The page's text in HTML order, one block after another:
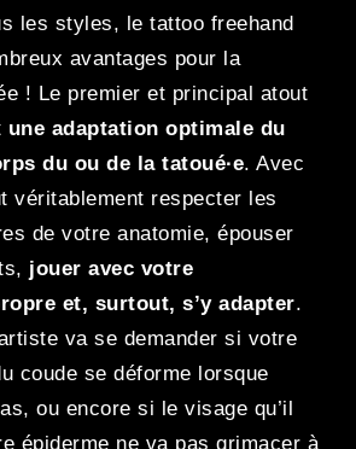
les styles, le tattoo freehand
avantages pour la
! Le premier et principal atout
une adaptation optimale du
du ou de la tatoué∙e. Avec
véritablement respecter les
de votre anatomie, épouser
jouer avec votre
et, surtout, s’y adapter.
va se demander si votre
coude se déforme lorsque
ou encore si le visage qu’il
épiderme ne va pas grimacer à